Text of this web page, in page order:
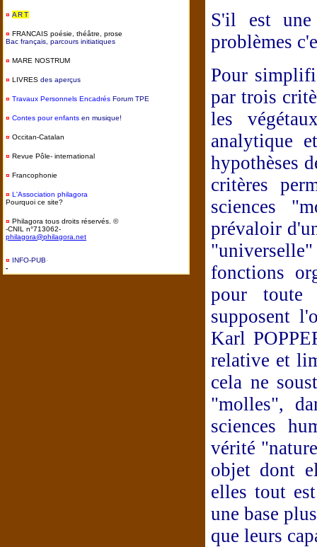
¤ ART
¤ FRANCAIS poésie, théâtre, prose
Bac français, parcours initiatiques
¤ MARE NOSTRUM
¤ LIVRES des aperçus
¤ Travaux Personnels Encadrés Forum TPE
¤ Contes pour enfants en musique!
¤ Occitan-Catalan
¤ Revue Pôle- international
¤ Francophonie
¤ L'Association philagora
Pourquoi ce site?
¤ Philagora tous droits réservés. ©
-CNIL n°713062-
philagora@philagora.net
¤ INFO-PUB-
-
S'il est une
problèmes
Pour
par trois
les
analytique
hypothèses
critères
sciences
prévaloir
fonctions
pour toute
supposent
Karl
relative et
cela ne
"molles",
sciences
vérité
objet dont
elles tout
une base
que leurs